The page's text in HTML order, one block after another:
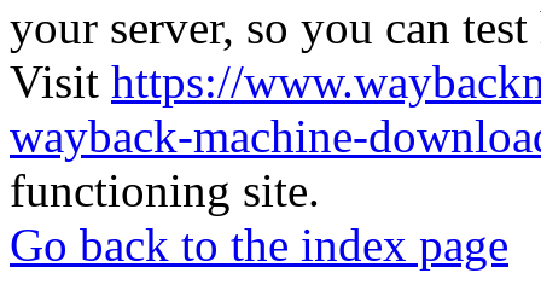
your server, so you can
Visit https://
wayback-machine-
functioning site.
Go back to the index page